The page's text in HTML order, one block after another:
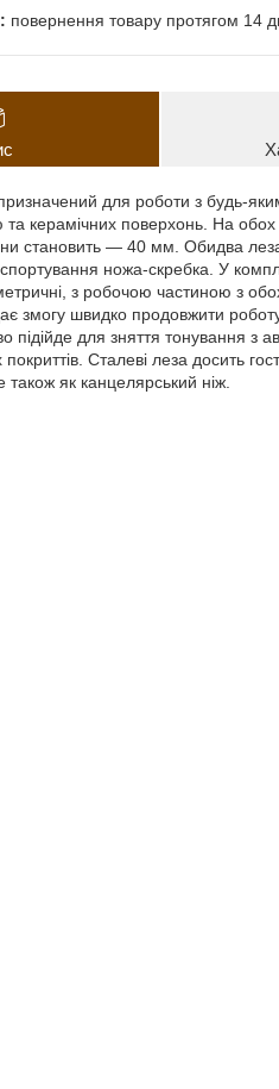
повернення товару протягом 14
для роботи з будь-
та керамічних поверхонь. На обох
становить — 40 мм. Обидва
ножа-скребка. У
з робочою частиною з
змогу швидко продовжити
підійде для зняття тонування з
Сталеві леза досить
також як канцелярський ніж.